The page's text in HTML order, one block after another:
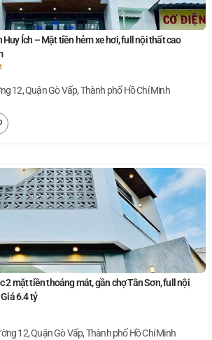
Huy Ích – Mặt tiền hẻm xe hơi, full nội thất cao
12, Quận Gò Vấp, Thành phố Hồ Chí Minh
2 mặt tiền thoáng mát, gần chợ Tân Sơn, full nội
6.4 tỷ
12, Quận Gò Vấp, Thành phố Hồ Chí Minh